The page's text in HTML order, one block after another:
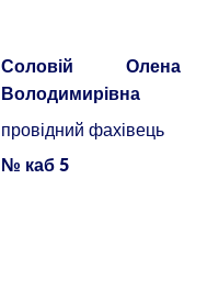
Соловій Олена
Володимирівна
провідний фахівець
№ каб 5